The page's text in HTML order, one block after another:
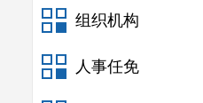
组织机构
人事任免